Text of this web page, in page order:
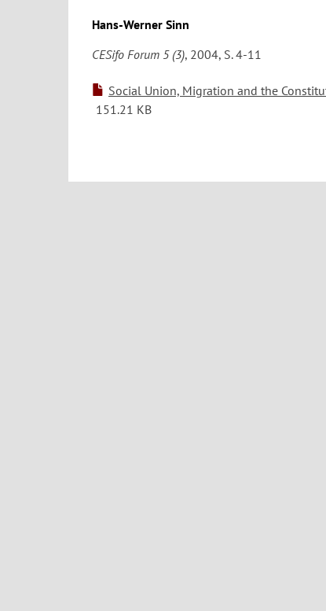
Hans-Werner Sinn
CESifo Forum 5 (3), 2004, S. 4-11
Social Union, Migration and the
151.21 KB